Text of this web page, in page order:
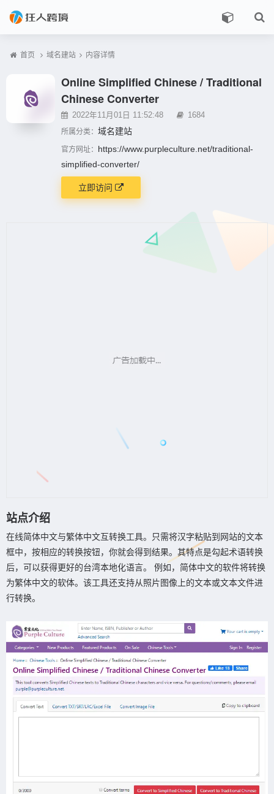
首页 域名建站 内容详情
Online Simplified Chinese / Traditional
Chinese Converter
2022年11月01日 11:52:48
1684
所属分类： 域名建站
官方网址： https://www.purpleculture.net/traditional-
simplified-converter/
立即访问
站点介绍
在线简体中文与繁体中文互转换工具。只需将汉字粘贴到网站的文本
框中，按相应的转换按钮，你就会得到结果。其特点是勾起术语转换
后，可以获得更好的台湾本地化语言。 例如，简体中文的软件将转换
为繁体中文的软体。该工具还支持从照片图像上的文本或文本文件进
行转换。